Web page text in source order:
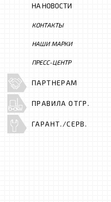
НА НОВОСТИ
КОНТАКТЫ
НАШИ МАРКИ
ПРЕСС-ЦЕНТР
ПАРТНЕРАМ
ПРАВИЛА ОТГР.
ГАРАНТ./СЕРВ.